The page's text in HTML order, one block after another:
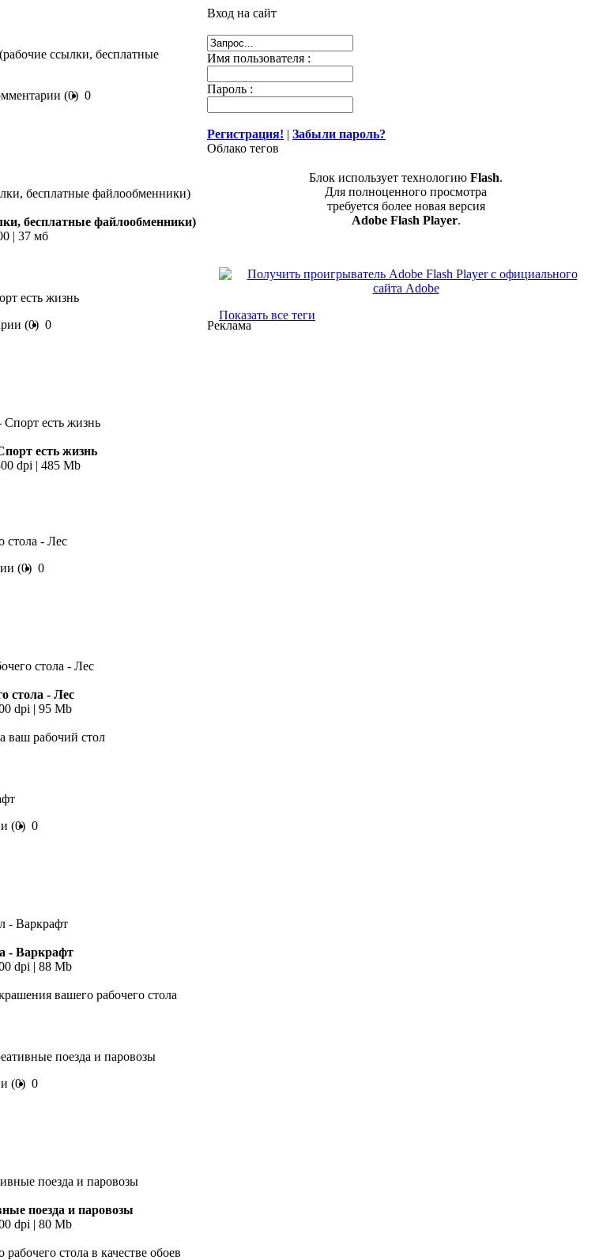
ссылки, бесплатные
(0) 0
бесплатные файлообменники)
| 37 мб
есть жизнь
(0) 0
есть жизнь
dpi | 485 Mb
стола - Лес
(0) 0
стола - Лес
dpi | 95 Mb
ваш рабочий стол
(0) 0
- Варкрафт
dpi | 88 Mb
вашего рабочего стола
поезда и паровозы
(0) 0
поезда и паровозы
dpi | 80 Mb
стола в качестве обоев
Вход на сайт
Имя пользователя :
Пароль :
Регистрация! | Забыли пароль?
Облако тегов
Блок использует технологию Flash.
Для полноценного просмотра
требуется более новая версия
Adobe Flash Player.
Показать все теги
Реклама